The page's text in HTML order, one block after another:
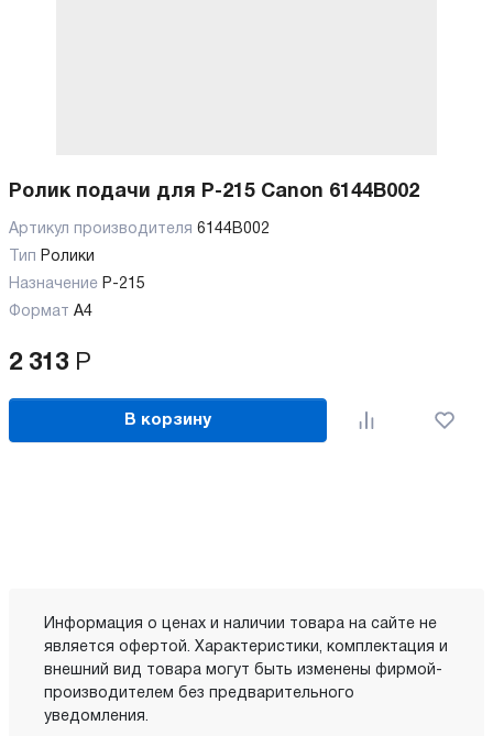
Ролик подачи для P-215 Canon 6144B002
Артикул производителя 6144B002
Тип Ролики
Назначение P-215
Формат А4
2 313 Р
В корзину
Информация о ценах и наличии товара на сайте не
является офертой. Характеристики, комплектация и
внешний вид товара могут быть изменены фирмой-
производителем без предварительного
уведомления.